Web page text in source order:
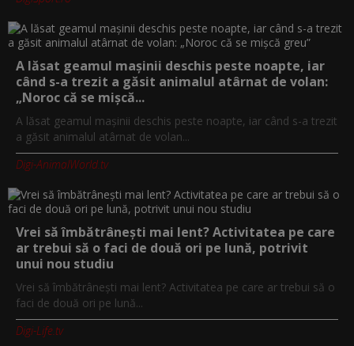
A lăsat geamul mașinii deschis peste noapte, iar
când s-a trezit a găsit animalul atârnat de volan:
„Noroc că se mișcă...
A lăsat geamul mașinii deschis peste noapte, iar când s-a trezit
a găsit animalul atârnat de volan...
Digi-AnimalWorld.tv
Vrei să îmbătrânești mai lent? Activitatea pe care
ar trebui să o faci de două ori pe lună, potrivit
unui nou studiu
Vrei să îmbătrânești mai lent? Activitatea pe care ar trebui să o
faci de două ori pe lună...
Digi-Life.tv